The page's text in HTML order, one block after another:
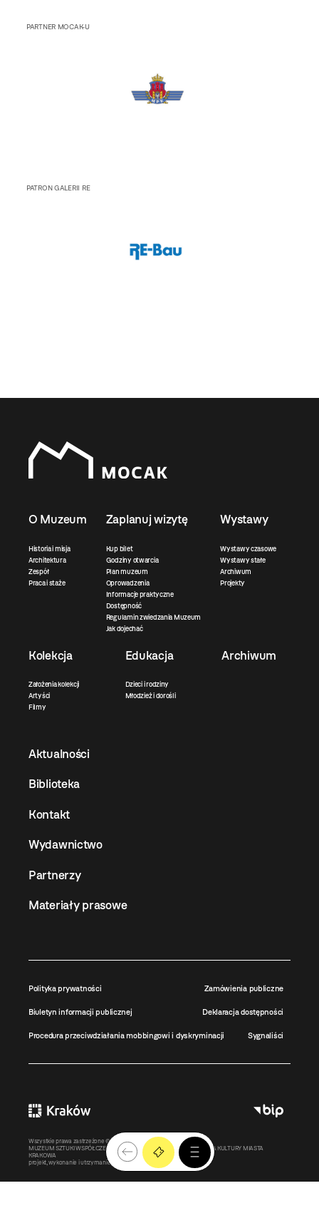
PARTNER MOCAK-U
PATRON GALERII RE
O Muzeum
Historia i misja
Architektura
Zespół
Praca i staże
Zaplanuj wizytę
Kup bilet
Godziny otwarcia
Plan muzeum
Oprowadzenia
Informacje praktyczne
Dostępność
Regulamin zwiedzania Muzeum
Jak dojechać
Wystawy
Wystawy czasowe
Wystawy stałe
Archiwum
Projekty
Kolekcja
Założenia kolekcji
Artyści
Filmy
Edukacja
Dzieci i rodziny
Młodzież i dorośli
Archiwum
Aktualności
Biblioteka
Kontakt
Wydawnictwo
Partnerzy
Materiały prasowe
Polityka prywatności Zamówienia publiczne
Biuletyn informacji publicznej Deklaracja dostępności
Procedura przeciwdziałania mobbingowi i dyskryminacji Sygnaliści
Wszystkie prawa zastrzeżone ©MOCAK
2011-2026
MUZEUM SZTUKI WSPÓŁCZESNEJ W KRAKOWIE MOCAK – INSTYTUCJA KULTURY MIASTA
KRAKOWA
projekt, wykonanie i utrzymanie:
Bonjour.pl